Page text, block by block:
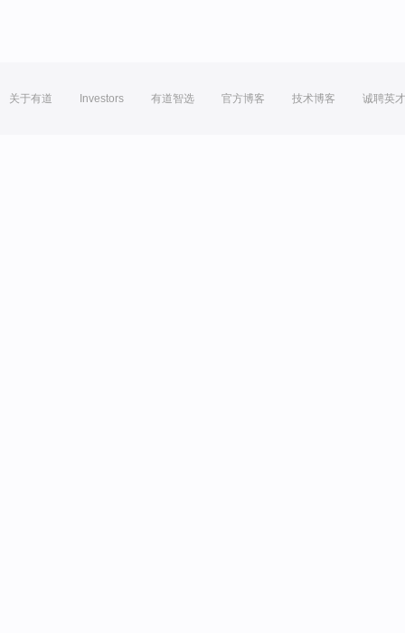
关于有道 Investors 有道智选 官方博客 技术博客 诚聘英才